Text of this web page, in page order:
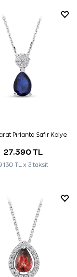
Pırlanta Safir Kolye
27.390 TL
TL x 3 taksit